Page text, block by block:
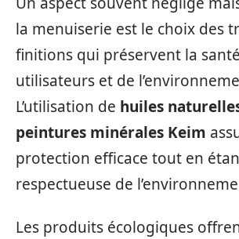
la menuiserie est le choix des
finitions qui préservent la
utilisateurs et de
L’utilisation de huiles
peintures minérales Keim
protection efficace tout en
respectueuse de
Les produits écologiques